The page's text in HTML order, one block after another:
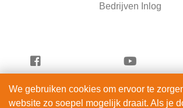
Bedrijven Inlog
Vandaag Fietsen is
We gebruiken cookies om ervoor te
website zo soepel mogelijk draait. Als je